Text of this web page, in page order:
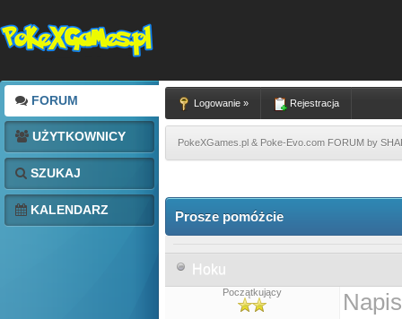
FORUM
UŻYTKOWNICY
SZUKAJ
KALENDARZ
Logowanie » Rejestracja
PokeXGames.pl & Poke-Evo.com FORUM by
Prosze pomóżcie
Hoku
Początkujący